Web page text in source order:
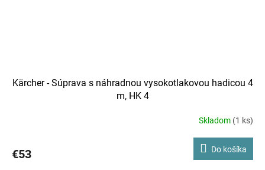
Kärcher - Súprava s náhradnou vysokotlakovou hadicou 4
m, HK 4
Skladom (1 ks)
€53 Do košíka